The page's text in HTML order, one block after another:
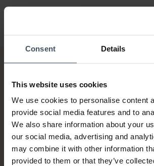
Consent Details
This website uses cookies
We use cookies to personalise content
provide social media features and to
We also share information about your
our social media, advertising and
may combine it with other information
provided to them or that they’ve
Rechnung & Ratenzahlung
5'000.-
info